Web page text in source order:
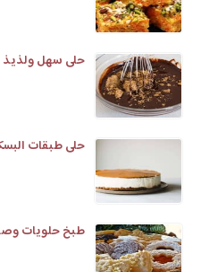
حلى سهل ولذيذ
حلى طبقات
طبخ حلويات